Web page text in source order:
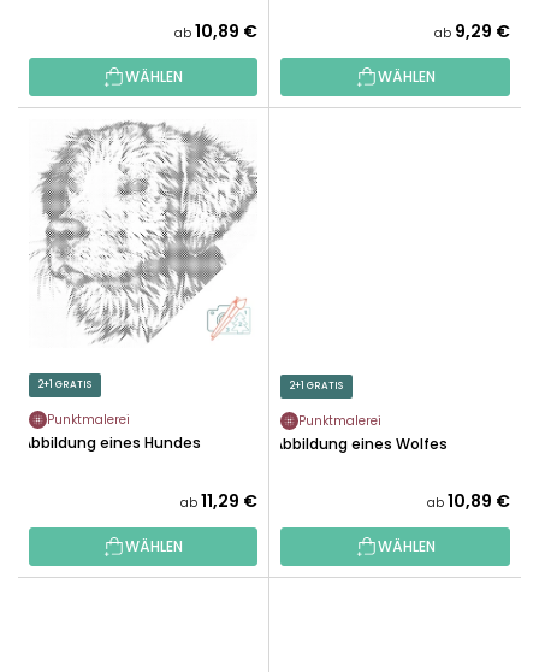
T
ab 10,89 €
WÄHLEN
ab 9,29 €
WÄHLEN
2+1 GRATIS
Punktmalerei
Abbildung eines Hundes
ab 11,29 €
WÄHLEN
2+1 GRATIS
Punktmalerei
Abbildung eines Wolfes
ab 10,89 €
WÄHLEN